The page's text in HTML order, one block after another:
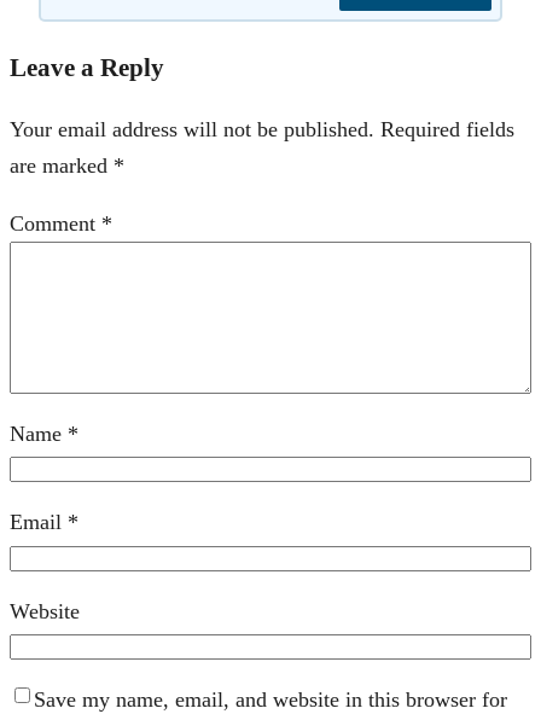
Leave a Reply
Your email address will not be published. Required fields
are marked *
Comment *
Name *
Email *
Website
Save my name, email, and website in this browser for